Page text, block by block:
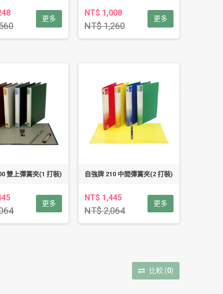
更多
NT$ 1,008
NT$ 1,260
更多
雙上彈簧夾(1 打裝)
更多
自強牌 210 中間彈簧夾(2 打裝)
NT$ 1,445
NT$ 2,064
更多
比較 (0)